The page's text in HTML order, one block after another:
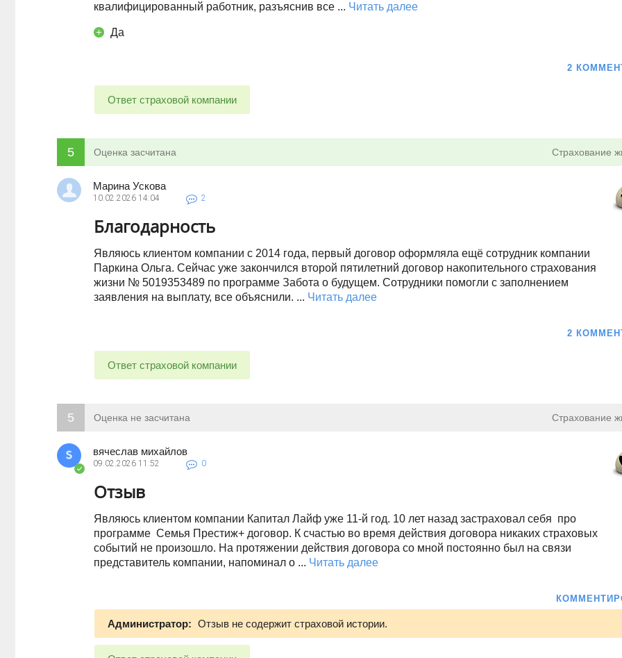
квалифицированный работник, разъяснив все ... Читать далее
Да
2
Ответ страховой компании
5 Оценка засчитана Страхование
Марина Ускова
10.02.2026 14:04 2
Благодарность
Являюсь клиентом компании с 2014 года, первый договор оформляла ещё сотрудник компании
Паркина Ольга. Сейчас уже закончился второй пятилетний договор накопительного страхования
жизни № 5019353489 по программе Забота о будущем. Сотрудники помогли с заполнением
заявления на выплату, все объяснили. ... Читать далее
2
Ответ страховой компании
5 Оценка не засчитана Страхование
вячеслав михайлов
09.02.2026 11:52 0
Отзыв
Являюсь клиентом компании Капитал Лайф уже 11-й год. 10 лет назад застраховал себя про
программе Семья Престиж+ договор. К счастью во время действия договора никаких страховых
событий не произошло. На протяжении действия договора со мной постоянно был на связи
представитель компании, напоминал о ... Читать далее
Администратор: Отзыв не содержит страховой истории.